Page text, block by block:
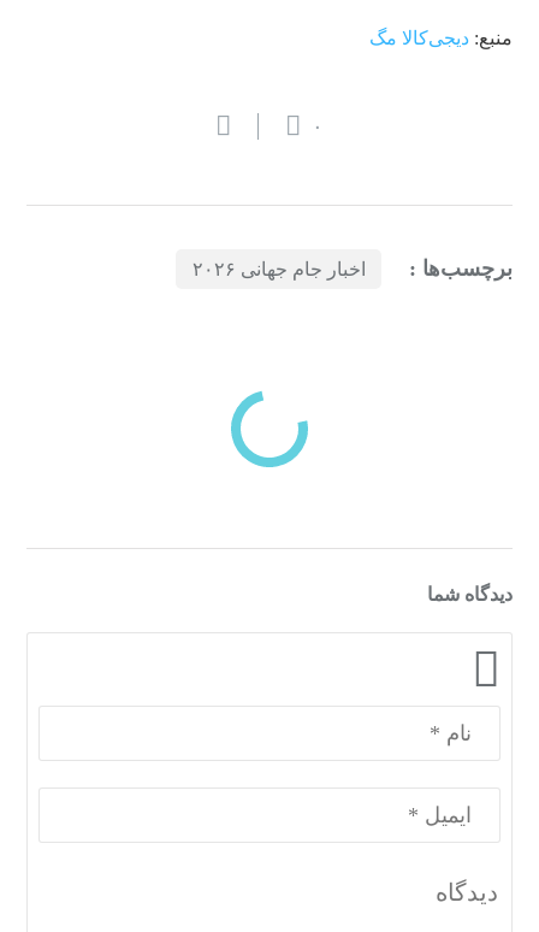
منبع:دیجی‌کالا مگ
۰
برچسب‌ها : اخبار جام جهانی ۲۰۲۶
دسته‌بندی‌های منتخب برای شما
دیدگاه شما